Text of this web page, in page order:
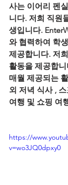
사는 이어리 펜
니다. 저희 직원
생입니다.
와 협력하여 학
제공합니다. 저
활동을 제공합
매월 제공되는
외 저녁 식사 ,
여행 및 쇼핑 여
https://
v=wo3JQ0dpxy0